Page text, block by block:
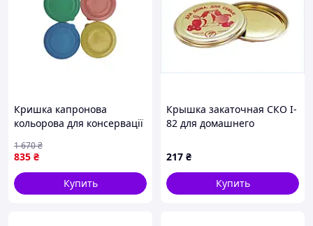
Кришка капронова
кольорова для консервації
ЗАПАДНАЯ
835 ₴
1 670₴
Купить
Крышка закаточная СКО I-
82 для домашнего
стеклянные банки с
золотистым лаком 50 шт
217 ₴
Купить